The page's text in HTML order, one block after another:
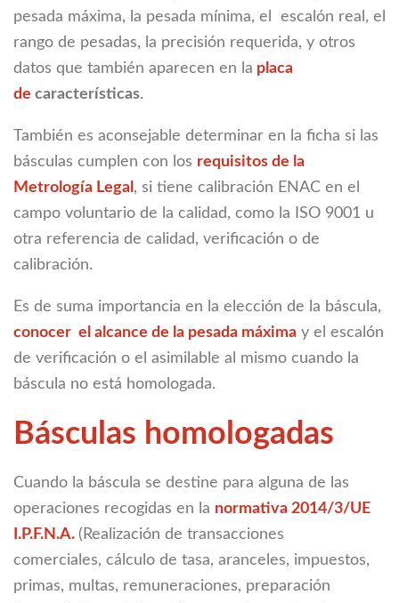
pesada máxima, la pesada mínima, el escalón real, el
rango de pesadas, la precisión requerida, y otros
datos que también aparecen en la placa
de características.
También es aconsejable determinar en la ficha si las
básculas cumplen con los requisitos de la
Metrología Legal , si tiene calibración ENAC en el
campo voluntario de la calidad, como la ISO 9001 u
otra referencia de calidad, verificación o de
calibración.
Es de suma importancia en la elección de la báscula,
conocer el alcance de la pesada máxima y el escalón
de verificación o el asimilable al mismo cuando la
báscula no está homologada.
Básculas homologadas
Cuando la báscula se destine para alguna de las
operaciones recogidas en la normativa 2014/3/UE
I.P.F.N.A. (Realización de transacciones
comerciales, cálculo de tasa, aranceles, impuestos,
primas, multas, remuneraciones, preparación